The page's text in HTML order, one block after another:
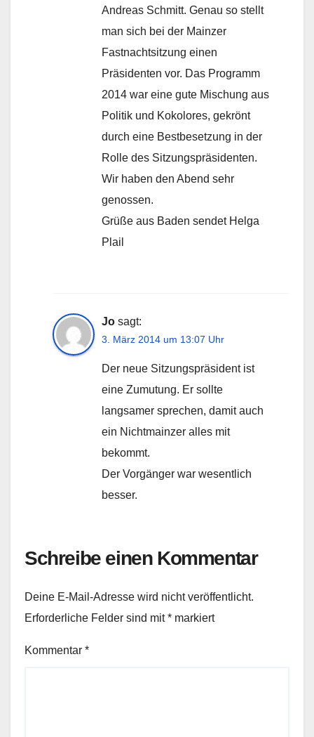
Andreas Schmitt. Genau so stellt
man sich bei der Mainzer
Fastnachtsitzung einen
Präsidenten vor. Das Programm
2014 war eine gute Mischung aus
Politik und Kokolores, gekrönt
durch eine Bestbesetzung in der
Rolle des Sitzungspräsidenten.
Wir haben den Abend sehr
genossen.
Grüße aus Baden sendet Helga
Plail
Jo sagt:
3. März 2014 um 13:07 Uhr
Der neue Sitzungspräsident ist
eine Zumutung. Er sollte
langsamer sprechen, damit auch
ein Nichtmainzer alles mit
bekommt.
Der Vorgänger war wesentlich
besser.
Schreibe einen Kommentar
Deine E-Mail-Adresse wird nicht veröffentlicht.
Erforderliche Felder sind mit* markiert
Kommentar *